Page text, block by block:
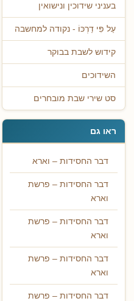
בעניני שידוכין ונישואין
עַל פִּי דַרְכּוֹ - נקודה למחשבה
קידוש לשבת בבוקר
השידוכים
סט שירי שבת מובחרים
ראו גם
דבר החסידות – וארא
דבר החסידות – פרשת
וארא
דבר החסידות – פרשת
וארא
דבר החסידות – פרשת
וארא
דבר החסידות – פרשת